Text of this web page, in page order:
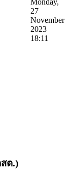
27
November
2023
18:11
ต.)